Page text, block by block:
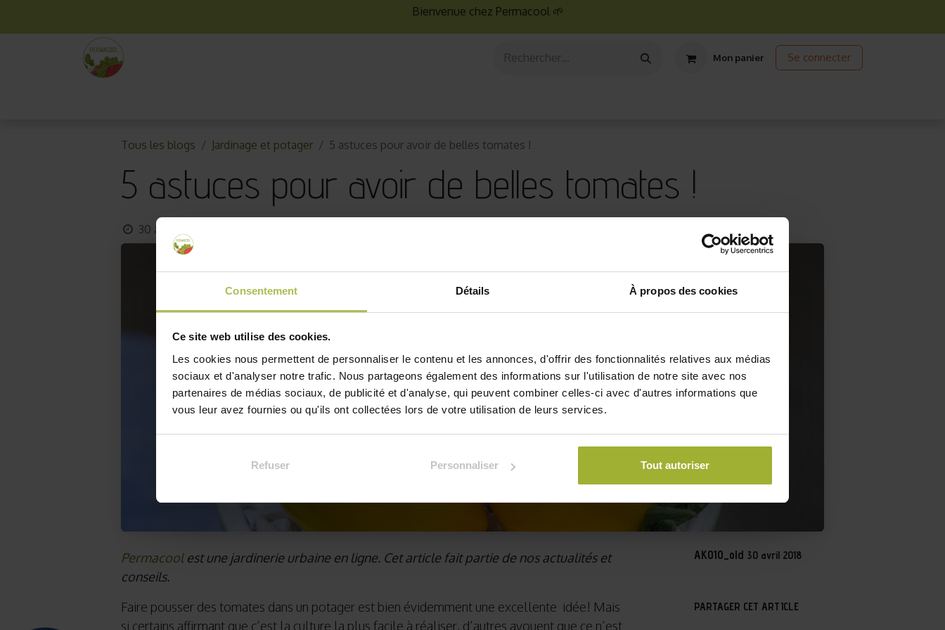
Consentement Détails À propos des cookies
Ce site web utilise des cookies.
Les cookies nous permettent de personnaliser le contenu et les annonces, d'offrir des fonctionnalités relatives aux médias
sociaux et d'analyser notre trafic. Nous partageons également des informations sur l'utilisation de notre site avec nos
partenaires de médias sociaux, de publicité et d'analyse, qui peuvent combiner celles-ci avec d'autres informations que
vous leur avez fournies ou qu'ils ont collectées lors de votre utilisation de leurs services.
Refuser Personnaliser Tout autoriser
Bienvenue chez Permacool 🌱
Mon panier Se connecter
Tous les blogs Jardinage et potager 5 astuces pour avoir de belles tomates !
5 astuces pour avoir de belles tomates !
30 avril 2018
Permacoolest une jardinerie urbaine en ligne. Cet article fait partie de nos actualités et
conseils.
Faire pousser des tomates dans un potager est bien évidemment une excellente idée! Mais
si certains affirmant que c’est la culture la plus facile à réaliser, d’autres avouent que ce n’est
AKO10_old 30 avril 2018
PARTAGER CET ARTICLE